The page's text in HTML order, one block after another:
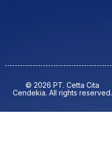
© 2026 PT. Cetta Cita
Cendekia. All rights reserved.